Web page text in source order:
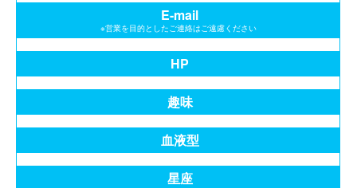
E-mail
※営業を目的としたご連絡はご遠慮ください
HP
趣味
血液型
星座